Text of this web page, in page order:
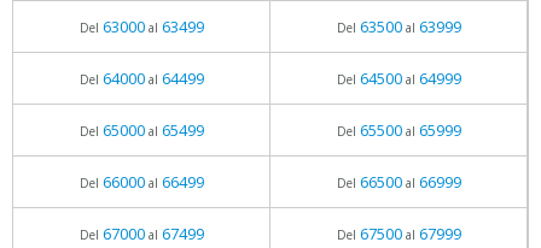
Del 63000al 63499 Del 63500al 63999
Del 64000al 64499 Del 64500al 64999
Del 65000al 65499 Del 65500al 65999
Del 66000al 66499 Del 66500al 66999
Del 67000al 67499 Del 67500al 67999